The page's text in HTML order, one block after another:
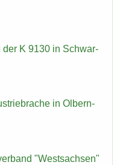
der K 9130 in Schwar­
in Ol­bern­
"West­sach­sen"